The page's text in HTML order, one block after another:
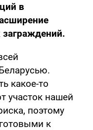
в
какое-то
участок нашей
поэтому
к